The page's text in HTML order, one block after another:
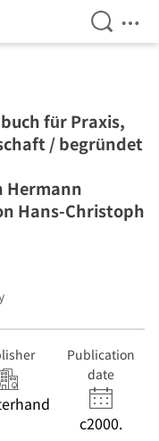
Open
für Praxis,
/ begründet
Hermann
Hans-Christoph
Publication
date
c2000.